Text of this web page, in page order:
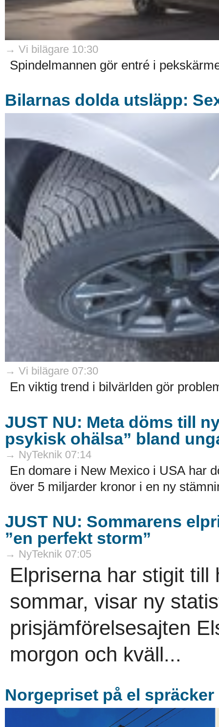
→ Vi bilägare 10:30
Spindelmannen gör entré i
Bilarnas dolda utsläpp:
→ Vi bilägare 07:30
En viktig trend i bilvärlden gör
JUST NU: Meta döms till
psykisk ohälsa” bland
→ NyTeknik 07:14
En domare i New Mexico i USA har
över 5 miljarder kronor i en ny
JUST NU: Sommarens
”en perfekt storm”
→ NyTeknik 07:05
Elpriserna har stigit
sommar, visar ny
prisjämförelsesajten
morgon och kväll...
Norgepriset på el